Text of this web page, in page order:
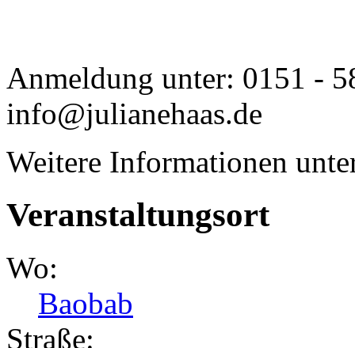
Anmeldung unter: 0151 -
info@julianehaas.de
Weitere Informationen
Veranstaltungsort
Wo:
Baobab
Straße: